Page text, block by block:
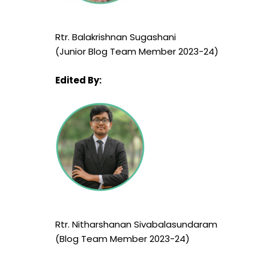
Rtr. Balakrishnan Sugashani
(Junior Blog Team Member 2023-24)
Edited By:
Rtr. Nitharshanan Sivabalasundaram
(Blog Team Member 2023-24)